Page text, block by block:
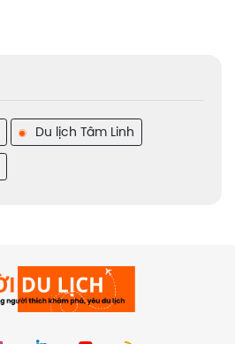
Du lịch Tâm Linh